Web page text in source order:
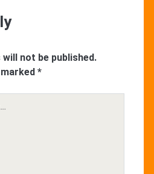
not be published.
*